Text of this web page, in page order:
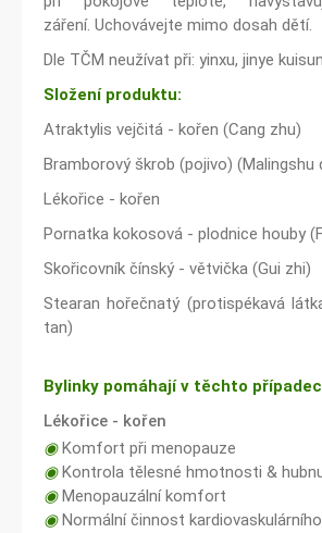
záření. Uchovávejte mimo dosah dětí.
Dle TČM neužívat při: yinxu, jinye
Složení produktu:
Atraktylis vejčitá - kořen (Cang zhu)
Bramborový škrob (pojivo) (Malingshu
Lékořice - kořen
Pornatka kokosová - plodnice houby
Skořicovník čínský - větvička (Gui zhi)
Stearan hořečnatý (protispékavá
tan)
Bylinky pomáhají v těchto
Lékořice - kořen
◉Komfort při menopauze
◉Kontrola tělesné hmotnosti &
◉Menopauzální komfort
◉Normální činnost